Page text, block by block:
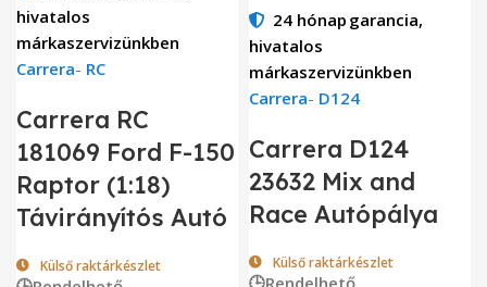
hivatalos
márkaszervizünkben
Carrera- RC
Carrera RC
181069 Ford F-150
Raptor (1:18)
Távirányítós Autó
Külső raktárkészlet
24 hónap garancia,
hivatalos
márkaszervizünkben
Carrera- D124
Carrera D124
23632 Mix and
Race Autópálya
Külső raktárkészlet
🕒Rendelhető